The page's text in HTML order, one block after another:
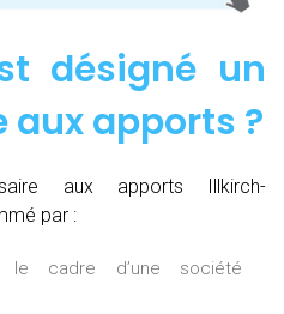
désigné un
apports ?
aux apports Illkirch-
par :
le cadre d’une société